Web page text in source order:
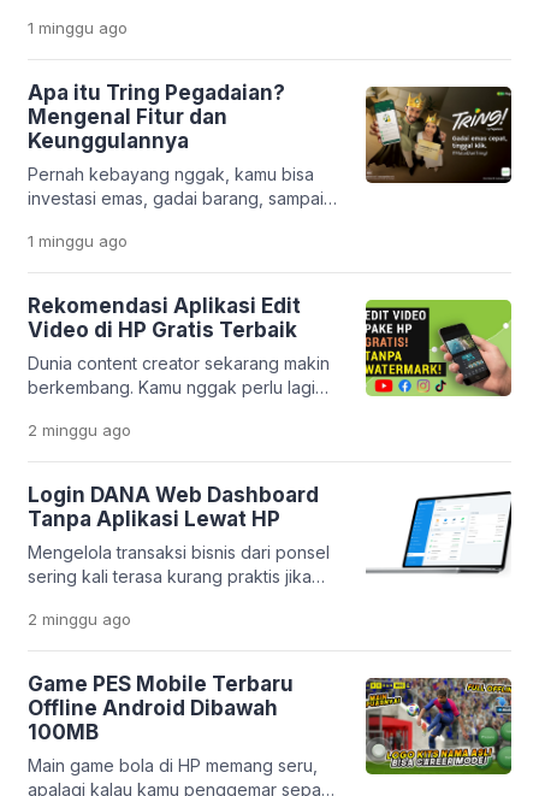
pengaturan di […]
di rumah atau lagi santai di luar, genre
ini nggak pernah gagal memacu
adrenalin. Masalahnya, nggak semua
orang punya HP flagship dengan
storage besar. Banyak pengguna
Android masih pakai HP entry-level
yang sering ngelag kalau dipakai main
game berat. Belum […]
1 minggu ago
Apa itu Tring Pegadaian?
Mengenal Fitur dan
Keunggulannya
Pernah kebayang nggak, kamu bisa
investasi emas, gadai barang, sampai
satu aplikasi di HP? Di era digital
seperti sekarang, semua itu bukan lagi
hal yang sulit. Melalui inovasi
terbarunya, PT Pegadaian
menghadirkan aplikasi yang makin
lengkap dan praktis. Layanan
Pegadaian Digital kini berevolusi jadi
terintegrasi. […]
1 minggu ago
Rekomendasi Aplikasi Edit
Video di HP Gratis Terbaik
Dunia content creator sekarang makin
berkembang. Kamu nggak perlu lagi
keren. Cukup pakai HP, kamu sudah
bisa menghasilkan konten yang
menarik dan profesional. Platform
seperti TikTok, Instagram Reels, dan
YouTube Shorts bikin kebutuhan
editing video makin tinggi. Tapi
masalahnya, banyak orang bingung
gratis, mudah dipakai, […]
2 minggu ago
Login DANA Web Dashboard
Tanpa Aplikasi Lewat HP
Mengelola transaksi bisnis dari ponsel
sering kali terasa kurang praktis jika
sekaligus. Apalagi jika memori HP
sudah mulai penuh atau kamu ingin
bekerja lebih cepat tanpa berpindah-
pindah aplikasi. Kabar baiknya, DANA
menyediakan layanan Dashboard Web
yang bisa diakses langsung melalui
browser. Platform ini memudahkan
2 minggu ago
Game PES Mobile Terbaru
Offline Android Dibawah
100MB
Main game bola di HP memang seru,
apalagi kalau kamu penggemar sepak